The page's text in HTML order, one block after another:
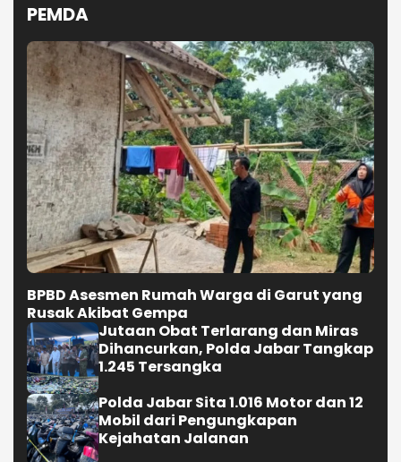
PEMDA
BPBD Asesmen Rumah Warga di Garut yang
Rusak Akibat Gempa
Jutaan Obat Terlarang dan Miras
Dihancurkan, Polda Jabar Tangkap
1.245 Tersangka
Polda Jabar Sita 1.016 Motor dan 12
Mobil dari Pengungkapan
Kejahatan Jalanan